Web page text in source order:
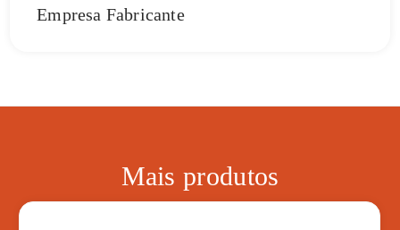
Empresa Fabricante
Mais produtos